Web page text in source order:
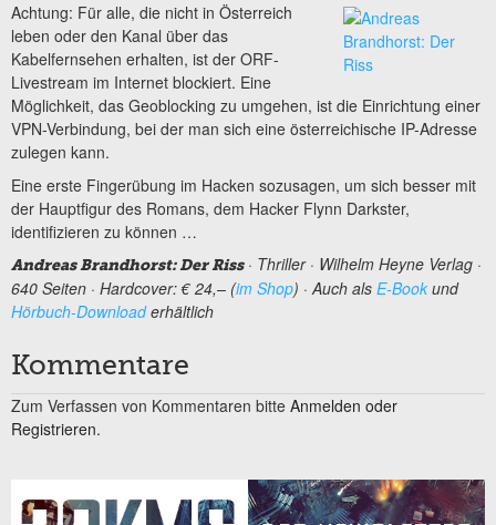
Achtung: Für alle, die nicht in Österreich
leben oder den Kanal über das
Kabelfernsehen erhalten, ist der ORF-
Livestream im Internet blockiert. Eine
Möglichkeit, das Geoblocking zu umgehen, ist die Einrichtung einer
VPN-Verbindung, bei der man sich eine österreichische IP-Adresse
zulegen kann.
Eine erste Fingerübung im Hacken sozusagen, um sich besser mit
der Hauptfigur des Romans, dem Hacker Flynn Darkster,
identifizieren zu können …
Andreas Brandhorst: Der Riss· Thriller · Wilhelm Heyne Verlag ·
640 Seiten · Hardcover: € 24,– (im Shop) · Auch als E-Book und
Hörbuch-Downloaderhältlich
Kommentare
Zum Verfassen von Kommentaren bitte Anmelden oder
Registrieren.